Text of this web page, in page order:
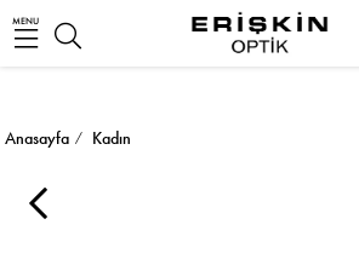
MENU
Anasayfa Kadın